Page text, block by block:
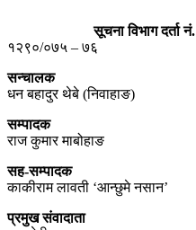
सूचना विभाग दर्ता नं.
१२९०/०७५ – ७६
सन्चालक
धन बहादुर थेबे (निवाहाङ)
सम्पादक
राज कुमार माबोहाङ
सह-सम्पादक
काकीराम लावती ‘आन्छुमे नसान’
प्रमुख संवादाता